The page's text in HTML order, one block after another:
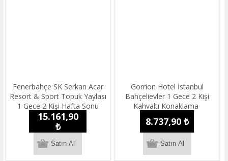
Fenerbahçe SK Serkan Acar
Resort & Sport Topuk Yaylası
1 Gece 2 Kişi Hafta Sonu
Yarım Pansiyon Konaklama
15.161,90
₺
Gorrion Hotel İstanbul
Bahçelievler 1 Gece 2 Kişi
Kahvaltı Konaklama
8.737,90 ₺